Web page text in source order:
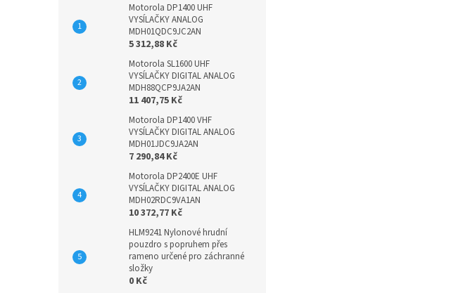
Motorola DP1400 UHF
VYSÍLAČKY ANALOG
MDH01QDC9JC2AN
5 312,88 Kč
Motorola SL1600 UHF
VYSÍLAČKY DIGITAL ANALOG
MDH88QCP9JA2AN
11 407,75 Kč
Motorola DP1400 VHF
VYSÍLAČKY DIGITAL ANALOG
MDH01JDC9JA2AN
7 290,84 Kč
Motorola DP2400E UHF
VYSÍLAČKY DIGITAL ANALOG
MDH02RDC9VA1AN
10 372,77 Kč
HLM9241 Nylonové hrudní
pouzdro s popruhem přes
rameno určené pro záchranné
složky
0 Kč